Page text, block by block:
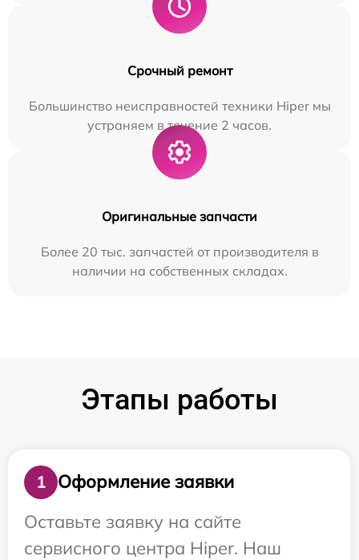
Срочный ремонт
Большинство неисправностей техники Hiper мы
устраняем в течение 2 часов.
Оригинальные запчасти
Более 20 тыс. запчастей от производителя в
наличии на собственных складах.
Этапы работы
1
Оформление заявки
Оставьте заявку на сайте
сервисного центра Hiper. Наш